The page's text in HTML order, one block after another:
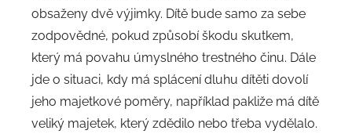
obsaženy dvě výjimky. Dítě bude samo za sebe
zodpovědné, pokud způsobí škodu skutkem,
který má povahu úmyslného trestného činu. Dále
jde o situaci, kdy má splácení dluhu dítěti dovolí
jeho majetkové poměry, například pakliže má dítě
veliký majetek, který zdědilo nebo třeba vydělalo.